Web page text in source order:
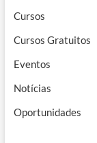
Cursos
Cursos Gratuitos
Eventos
Notícias
Oportunidades